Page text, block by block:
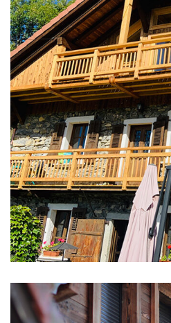
RÉNOVATIONS
Rénovation
ferme